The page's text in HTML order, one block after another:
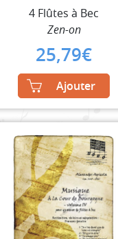
4 Flûtes à Bec
Zen-on
25,79€
Ajouter